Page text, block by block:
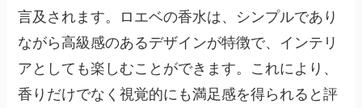
言及されます。ロエベの香水は、シンプルであり
ながら高級感のあるデザインが特徴で、インテリ
アとしても楽しむことができます。これにより、
香りだけでなく視覚的にも満足感を得られると評